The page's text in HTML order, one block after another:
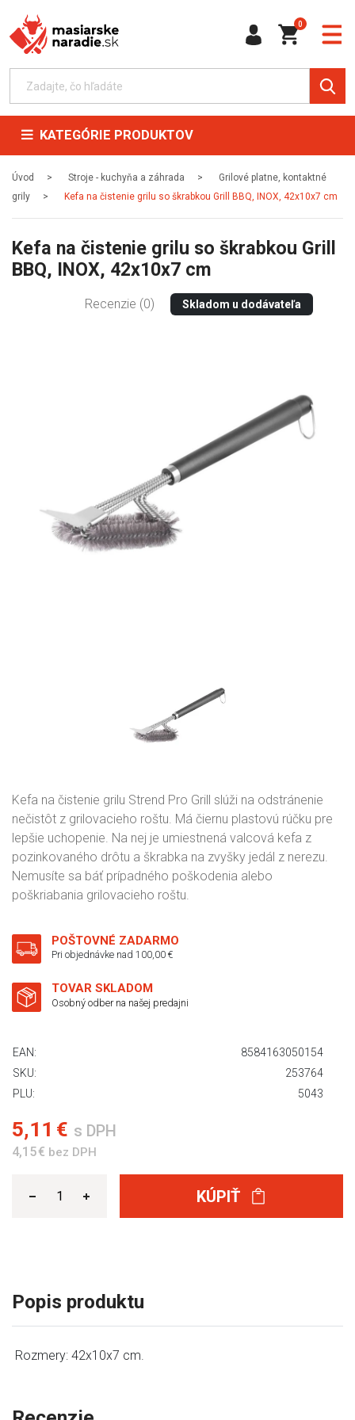
0
KATEGÓRIE PRODUKTOV
Úvod Stroje - kuchyňa a záhrada
Grilové platne, kontaktné
grily
Kefa na čistenie grilu so škrabkou Grill BBQ, INOX, 42x10x7 cm
Kefa na čistenie grilu so škrabkou Grill
BBQ, INOX, 42x10x7 cm
Recenzie (0) Skladom u dodávateľa
Kefa na čistenie grilu Strend Pro Grill slúži na odstránenie
nečistôt z grilovacieho roštu. Má čiernu plastovú rúčku pre
lepšie uchopenie. Na nej je umiestnená valcová kefa z
pozinkovaného drôtu a škrabka na zvyšky jedál z nerezu.
Nemusíte sa báť prípadného poškodenia alebo
poškriabania grilovacieho roštu.
POŠTOVNÉ ZADARMO
Pri objednávke nad 100,00 €
TOVAR SKLADOM
Osobný odber na našej predajni
EAN:
8584163050154
SKU:
253764
PLU:
5043
5,11 € s DPH
4,15 € bez DPH
KÚPIŤ
Popis produktu
Rozmery: 42x10x7 cm.